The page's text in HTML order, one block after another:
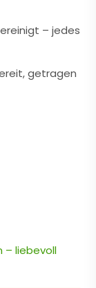
– jedes
getragen
– liebevoll